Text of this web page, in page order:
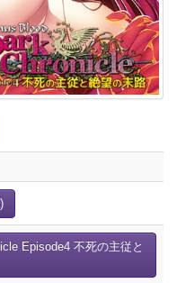
Episode4 不死の主従と